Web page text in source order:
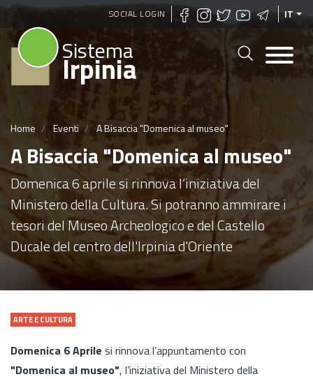
Salta
contenuto
principale
SOCIAL LOGIN IT
Sistema
Irpinia
Home Eventi A Bisaccia "Domenica al museo"
A Bisaccia "Domenica al museo"
Domenica 6 aprile si rinnova l’iniziativa del
Ministero della Cultura. Si potranno ammirare i
tesori del Museo Archeologico e del Castello
Ducale del centro dell'Irpinia d'Oriente
ARTE E CULTURA
Domenica 6 Aprile si rinnova l’appuntamento con
"Domenica al museo", l’iniziativa del Ministero della